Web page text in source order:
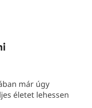
már úgy
életet lehessen